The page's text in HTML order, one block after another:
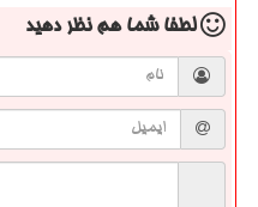
لطفا شما همنظر دهید